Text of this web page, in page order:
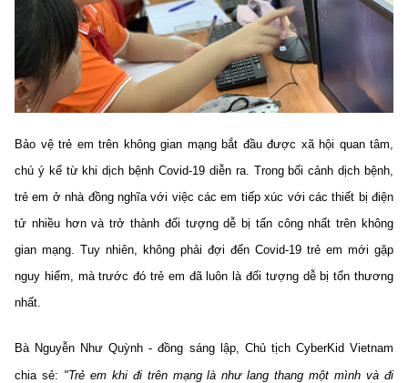
Tin tổng hợp
Tin địa phương
Bưu chính, Viễn thông
Sở hữu trí tuệ
Tiêu chuẩn, đo lường, chất lượng
Năng lượng nguyên tử
Infographic
Ảnh
Voice
Nhiệm vụ trọng tâm
Vietnamese English
Điều khoản sử dụng Theo dõi MST: Góp ý
Bảo vệ trẻ em trên không gian mạng bắt đầu được xã hội quan tâm,
chú ý kể từ khi dịch bệnh Covid-19 diễn ra. Trong bối cảnh dịch bệnh,
trẻ em ở nhà đồng nghĩa với việc các em tiếp xúc với các thiết bị điện
tử nhiều hơn và trở thành đối tượng dễ bị tấn công nhất trên không
gian mạng. Tuy nhiên, không phải đợi đến Covid-19 trẻ em mới gặp
nguy hiểm, mà trước đó trẻ em đã luôn là đối tượng dễ bị tổn thương
nhất.
Bà Nguyễn Như Quỳnh - đồng sáng lập, Chủ tịch CyberKid Vietnam
chia sẻ: "Trẻ em khi đi trên mạng là như lang thang một mình và đi